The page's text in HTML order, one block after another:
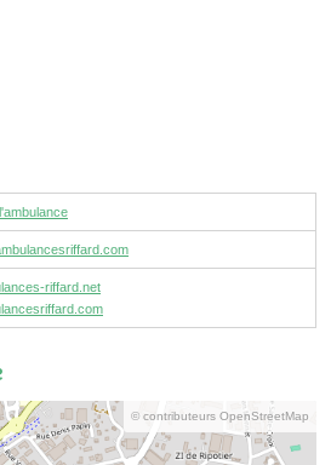
riffard.net
© contributeurs OpenStreetMap